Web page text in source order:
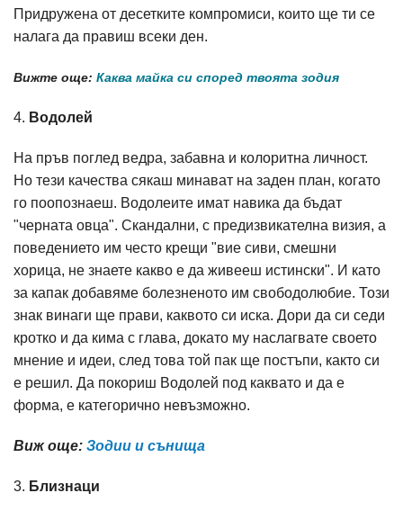
Придружена от десетките компромиси, които ще ти се
налага да правиш всеки ден.
Вижте още: Каква майка си според твоята зодия
4. Водолей
На пръв поглед ведра, забавна и колоритна личност.
Но тези качества сякаш минават на заден план, когато
го поопознаеш. Водолеите имат навика да бъдат
"черната овца". Скандални, с предизвикателна визия, а
поведението им често крещи "вие сиви, смешни
хорица, не знаете какво е да живееш истински". И като
за капак добавяме болезненото им свободолюбие. Този
знак винаги ще прави, каквото си иска. Дори да си седи
кротко и да кима с глава, докато му наслагвате своето
мнение и идеи, след това той пак ще постъпи, както си
е решил. Да покориш Водолей под каквато и да е
форма, е категорично невъзможно.
Виж още: Зодии и сънища
3. Близнаци